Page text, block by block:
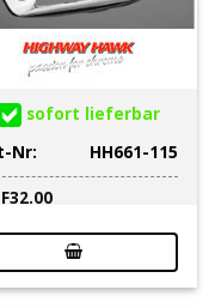
sofort lieferbar
Nr:
HH661-115
32.00